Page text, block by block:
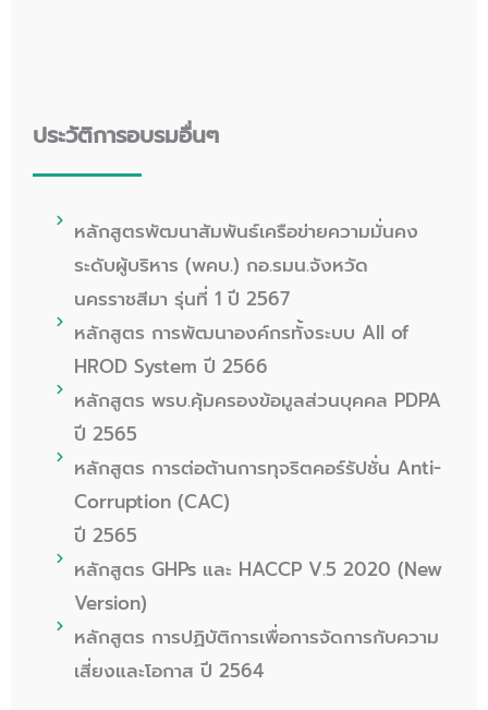
ประวัติการอบรมอื่นๆ
หลักสูตรพัฒนาสัมพันธ์เครือข่ายความมั่นคง
ระดับผู้บริหาร (พคบ.) กอ.รมน.จังหวัด
นครราชสีมา รุ่นที่ 1 ปี 2567
หลักสูตร การพัฒนาองค์กรทั้งระบบ All of
HROD System ปี 2566
หลักสูตร พรบ.คุ้มครองข้อมูลส่วนบุคคล PDPA
ปี 2565
หลักสูตร การต่อต้านการทุจริตคอร์รัปชั่น Anti-
Corruption (CAC)
ปี 2565
หลักสูตร GHPs และ HACCP V.5 2020 (New
Version)
หลักสูตร การปฏิบัติการเพื่อการจัดการกับความ
เสี่ยงและโอกาส ปี 2564